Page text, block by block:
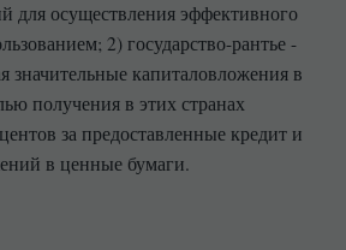
для осуществления эффективного
2) государство-рантье -
значительные капиталовложения в
получения в этих странах
за предоставленные кредит и
в ценные бумаги.